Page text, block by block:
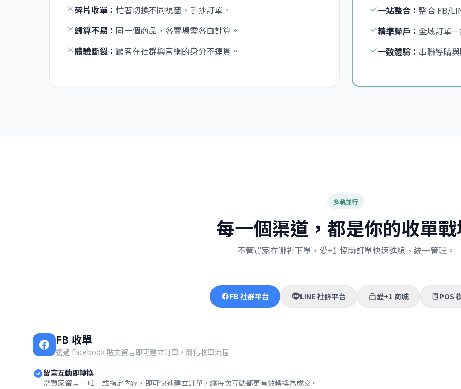
碎片收單： 忙著切換不同視窗、手抄訂單。
歸算不易： 同一個商品，各賣場需各自計算。
體驗斷裂： 顧客在社群與官網的身分不連貫。
一站整合： 整合 FB/
精準歸戶： 全域訂單
一致體驗： 串聯導購
多軌並行
每一個渠道，都是你的收單
不管買家在哪裡下單，愛+1 協助訂單快速進線、統一管理。
FB 社群平台 LINE 社群平台 愛+1 商城 POS
FB 收單
透過 Facebook 貼文留言即可建立訂單，簡化收單流程
留言互動即轉換
當買家留言「+1」或指定內容，即可快速建立訂單，讓每次互動都更有效轉換為成交。